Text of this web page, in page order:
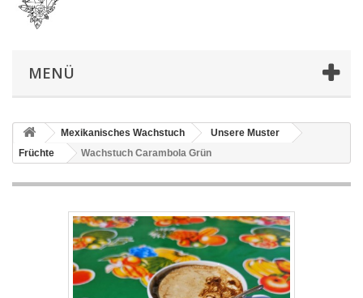
MENÜ
Mexikanisches Wachstuch
Unsere Muster
Früchte
Wachstuch Carambola Grün